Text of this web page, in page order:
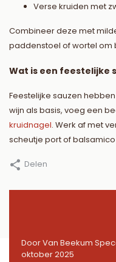
Verse kruiden met
Combineer deze met
paddenstoel of wortel om
Wat is een feestelijke
Feestelijke sauzen
wijn als basis, voeg een
kruidnagel. Werk af met
scheutje port of
Delen
Door Van Beekum
oktober 2025